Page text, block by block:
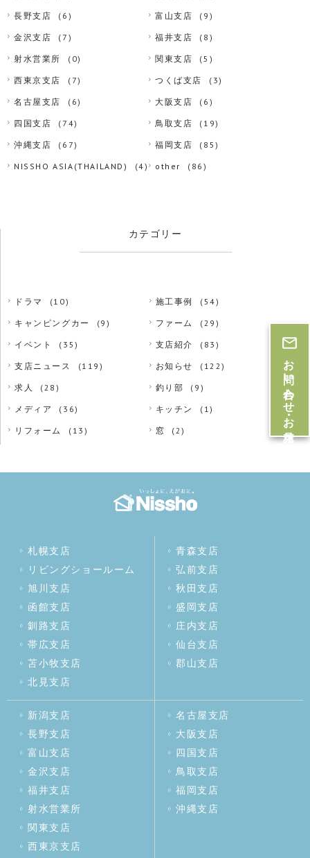
長野支店 (6) 富山支店 (9)
金沢支店 (7) 福井支店 (8)
射水営業所 (0) 関東支店 (5)
西東京支店 (7) つくば支店 (3)
名古屋支店 (6) 大阪支店 (6)
四国支店 (74) 鳥取支店 (19)
沖縄支店 (67) 福岡支店 (85)
NISSHO ASIA(THAILAND) (4) other (86)
カテゴリー
ドラマ (10) 施工事例 (54)
キャンピングカー (9) ファーム (29)
イベント (35) 支店紹介 (83)
支店ニュース (119) お知らせ (122)
求人 (28) 釣り部 (9)
メディア (36) キッチン (1)
リフォーム (13) 窓 (2)
札幌支店
リビングショールーム
旭川支店
函館支店
釧路支店
帯広支店
苫小牧支店
北見支店
青森支店
弘前支店
秋田支店
盛岡支店
庄内支店
仙台支店
郡山支店
新潟支店
長野支店
富山支店
金沢支店
福井支店
射水営業所
関東支店
西東京支店
名古屋支店
大阪支店
四国支店
鳥取支店
福岡支店
沖縄支店
お問い合わせ・お見積